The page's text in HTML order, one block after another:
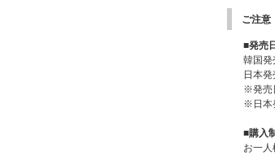
ご注意
■発売
韓国発
日本発
※発売
※日本
■購入
お一人